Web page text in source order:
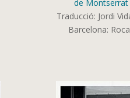
de Montserrat
Traducció: Jordi
Barcelona: